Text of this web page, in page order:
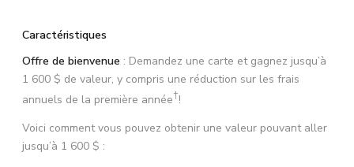
Caractéristiques
Offre de bienvenue : Demandez une carte et gagnez jusqu’à
1 600 $ de valeur, y compris une réduction sur les frais
annuels de la première année†!
Voici comment vous pouvez obtenir une valeur pouvant aller
jusqu’à 1 600 $ :